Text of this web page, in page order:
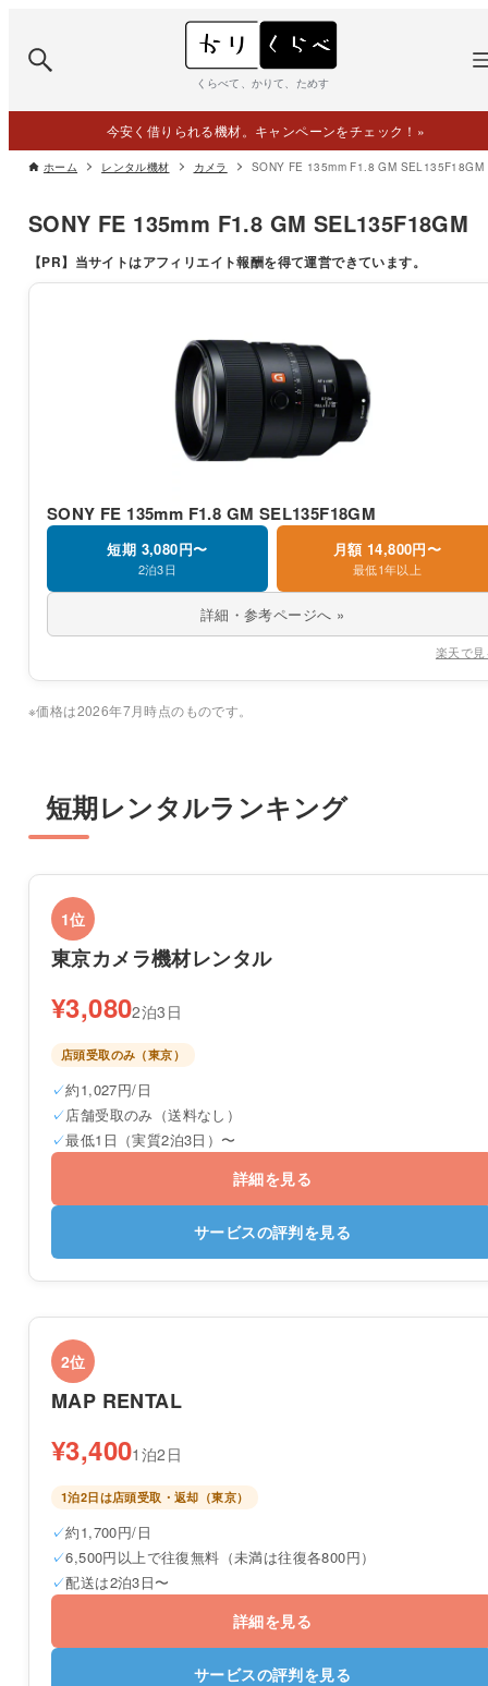
くらべて、かりて、ためす
今安く借りられる機材。キャンペーンをチェック！ »
ホーム レンタル機材 カメラ SONY FE 135mm F1.8 GM SEL135F18GM
SONY FE 135mm F1.8 GM SEL135F18GM
【PR】 当サイトはアフィリエイト報酬を得て運営できています。
SONY FE 135mm F1.8 GM SEL135F18GM
短期 3,080円〜
2泊3日
月額 14,800円〜
最低1年以上
詳細・参考ページへ »
楽天で
※価格は2026年7月時点のものです。
短期レンタルランキング
1位
東京カメラ機材レンタル
¥3,0802泊3日
店頭受取のみ（東京）
約1,027円/日
店舗受取のみ（送料なし）
最低1日（実質2泊3日）〜
詳細を見る
サービスの評判を見る
2位
MAP RENTAL
¥3,4001泊2日
1泊2日は店頭受取・返却（東京）
約1,700円/日
6,500円以上で往復無料（未満は往復各800円）
配送は2泊3日〜
詳細を見る
サービスの評判を見る